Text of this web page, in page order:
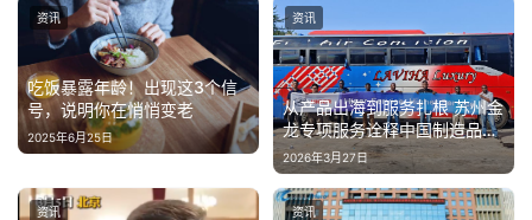
吃饭暴露年龄！出现这3个信
号，说明你在悄悄变老
2025年6月25日
资讯
从产品出海到服务扎根 苏州金
龙专项服务诠释中国制造品牌
力
2026年3月27日
资讯
资讯 资讯